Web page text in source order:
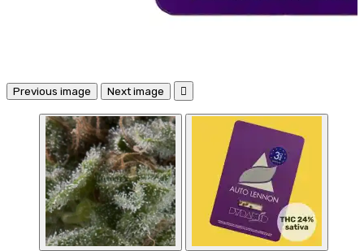
Previous image Next image 